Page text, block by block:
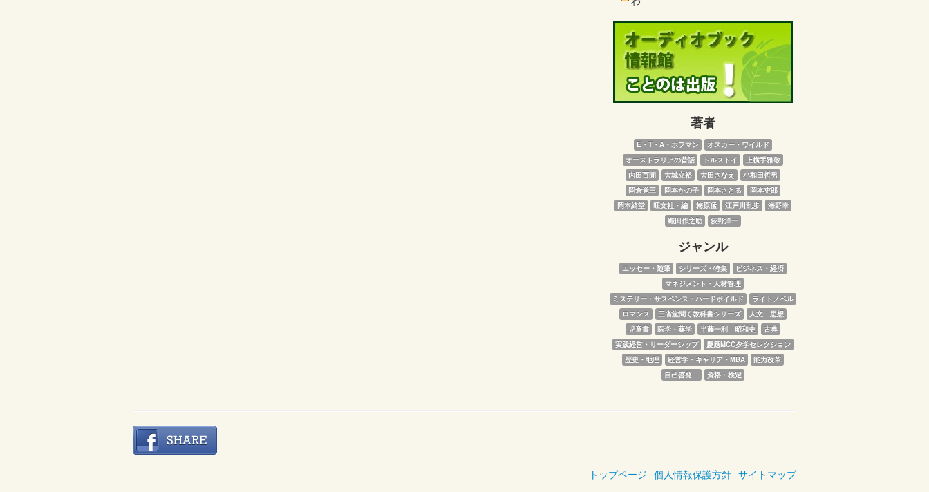
著者
E・T・A・ホフマン
オスカー・ワイルド
オーストラリアの昔話
トルストイ
上横手雅敬
内田百閒
大城立裕 大田さなえ
小和田哲男
岡倉覚三
岡本かの子 岡本さとる
岡本吏郎
岡本綺堂
旺文社・編 梅原猛 江戸川乱歩
海野幸
織田作之助
荻野洋一
ジャンル
エッセー・随筆 シリーズ・特集
ビジネス・経済
マネジメント・人材管理
ミステリー・サスペンス・ハードボイルド
ライトノベル
ロマンス
三省堂聞く教科書シリーズ
人文・思想
児童書
医学・薬学 半藤一利　昭和史
古典
実践経営・リーダーシップ
慶應MCC夕学セレクション
歴史・地理
経営学・キャリア・MBA
能力改革
自己啓発
資格・検定
トップページ 個人情報保護方針 サイトマップ